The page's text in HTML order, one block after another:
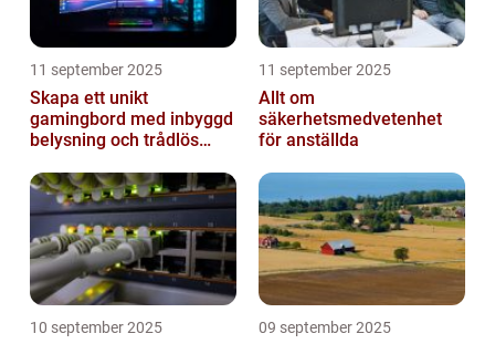
11 september 2025
Skapa ett unikt
gamingbord med inbyggd
belysning och trådlös
11 september 2025
Allt om
säkerhetsmedvetenhet
för anställda
10 september 2025 09 september 2025